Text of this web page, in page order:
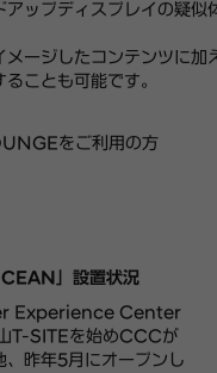
ップディスプレイの疑似
ージしたコンテンツに加
ことも可能です。
をご利用の方
」設置状況
Experience Center
T-SITEを始めCCCが
、昨年5月にオープンし